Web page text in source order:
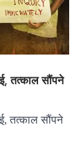
तत्काल सौंपने
तत्काल सौंपने